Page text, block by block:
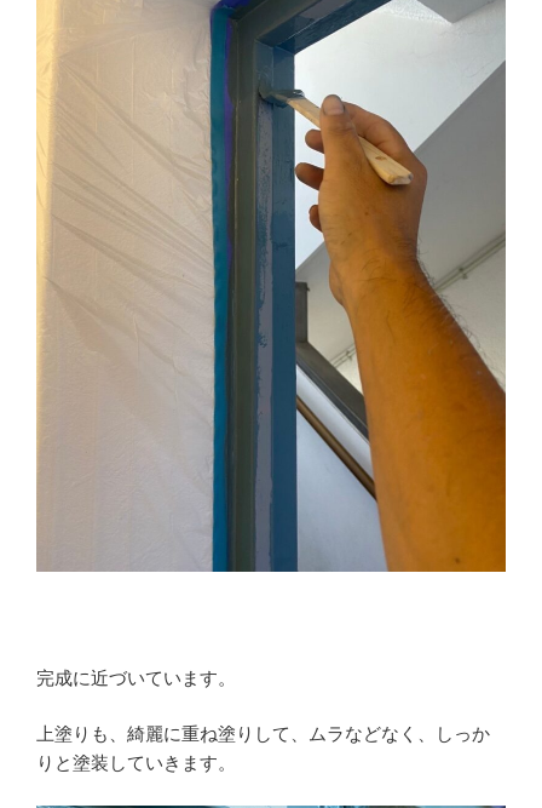
完成に近づいています。
上塗りも、綺麗に重ね塗りして、ムラなどなく、しっか
りと塗装していきます。